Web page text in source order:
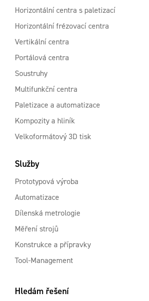
Horizontální centra s paletizací
Horizontální frézovací centra
Vertikální centra
Portálová centra
Soustruhy
Multifunkční centra
Paletizace a automatizace
Kompozity a hliník
Velkoformátový 3D tisk
Služby
Prototypová výroba
Automatizace
Dílenská metrologie
Měření strojů
Konstrukce a přípravky
Tool-Management
Hledám řešení